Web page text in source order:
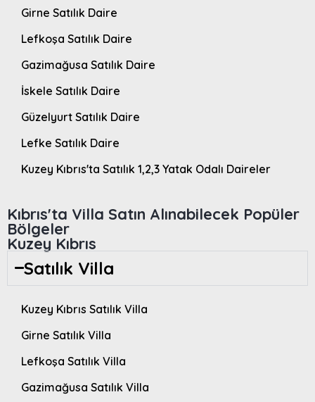
Girne Satılık Daire
Lefkoşa Satılık Daire
Gazimağusa Satılık Daire
İskele Satılık Daire
Güzelyurt Satılık Daire
Lefke Satılık Daire
Kuzey Kıbrıs'ta Satılık 1,2,3 Yatak Odalı Daireler
Kıbrıs'ta Villa Satın Alınabilecek Popüler
Bölgeler
Kuzey Kıbrıs
Satılık Villa
Kuzey Kıbrıs Satılık Villa
Girne Satılık Villa
Lefkoşa Satılık Villa
Gazimağusa Satılık Villa